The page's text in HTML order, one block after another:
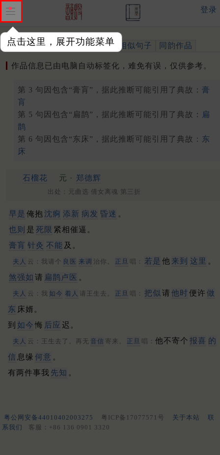
点击这里，展开功能菜单
登录
作品 标注四声 出处、引用 相似句子 同韵作品
作品信息已由电脑自动标签化，难免有误，仅供参考。
第 3 句因包含“膏肓”，据此推断可能引用了典故： 膏
肓
第 5 句因包含“扁鹊”，据此推断可能引用了典故：
扁
鹊
第 6 句因包含“东床”，据此推断可能引用了典故： 东
床
石榴花 元 · 郑德辉
出处：元曲选 倩女离魂 第三折
早是 俺抱沈痾 添新 病发 昏迷 。
也则 是 死限 紧相催逼。
膏肓 针灸 不能 及。
夫人 云：我请个 良医 来调 治你。 正旦 唱： 若是 他 来到 这里 。
煞强如 请 扁鹊卢医 。
夫人 云：我 如今 着人 请王生去。 正旦 唱： 把似 请 他时 便许做
东 床婿。
到 如今 悔 后应 迟。
夫人 云：王生去了。再无 音信 寄来。 正旦 唱： 他不寄个 报喜 的
信 息缘 何意 。
有两件事我 先知 。
粤公网安备44010402003275 粤ICP备17077571号 关于本站
联
系我们
客服：+86 136 0901 3320